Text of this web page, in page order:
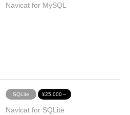
Navicat for MySQL
SQLite ¥25,000～
Navicat for SQLite